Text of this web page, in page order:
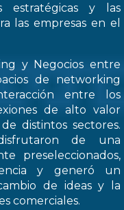
estratégicas y las
las empresas en el
y Negocios entre
de networking
entre los
de alto valor
distintos sectores.
de una
preseleccionados,
y generó un
de ideas y la
comerciales.